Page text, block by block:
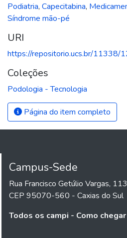
Podiatria, Capecitabina,
Síndrome mão-pé
URI
https://repositorio.ucs.br/11338/
Coleções
Podologia - Tecnologia
Página do item completo
Campus-Sede
Rua Francisco Getúlio Vargas,
CEP 95070-560 - Caxias do Sul
Todos os campi - Como chegar